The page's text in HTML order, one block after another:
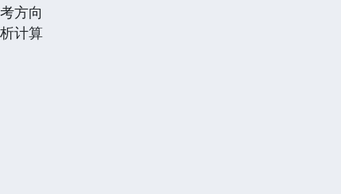
方向
计算